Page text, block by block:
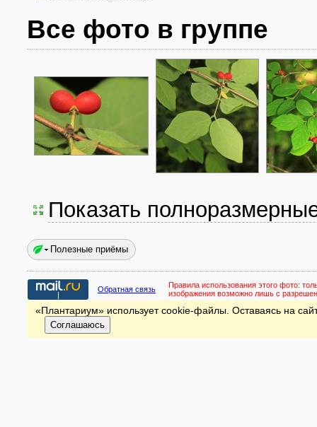
Все фото в группе
Показать
Полезные приёмы
Обратная связь Правила использования этого фото:
изображения возможно лишь с
«Плантариум» использует cookie-файлы. Оставаясь на
Соглашаюсь